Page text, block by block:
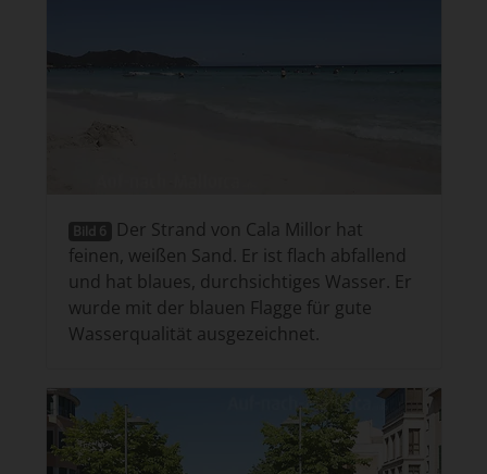
Bild 6
Der Strand von Cala Millor hat
feinen, weißen Sand. Er ist flach abfallend
und hat blaues, durchsichtiges Wasser. Er
wurde mit der blauen Flagge für gute
Wasserqualität ausgezeichnet.